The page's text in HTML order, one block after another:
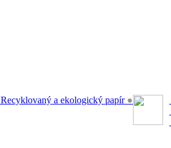
Recyklovaný a ekologický papír ●